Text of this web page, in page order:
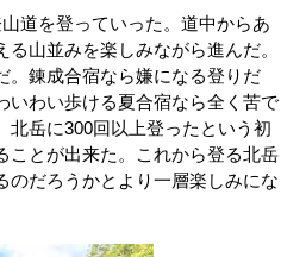
道を登っていった。道中からあ
山並みを楽しみながら進んだ。
。錬成合宿なら嫌になる登りだ
いわい歩ける夏合宿なら全く苦で
北岳に300回以上登ったという初
ことが出来た。これから登る北岳
のだろうかとより一層楽しみにな